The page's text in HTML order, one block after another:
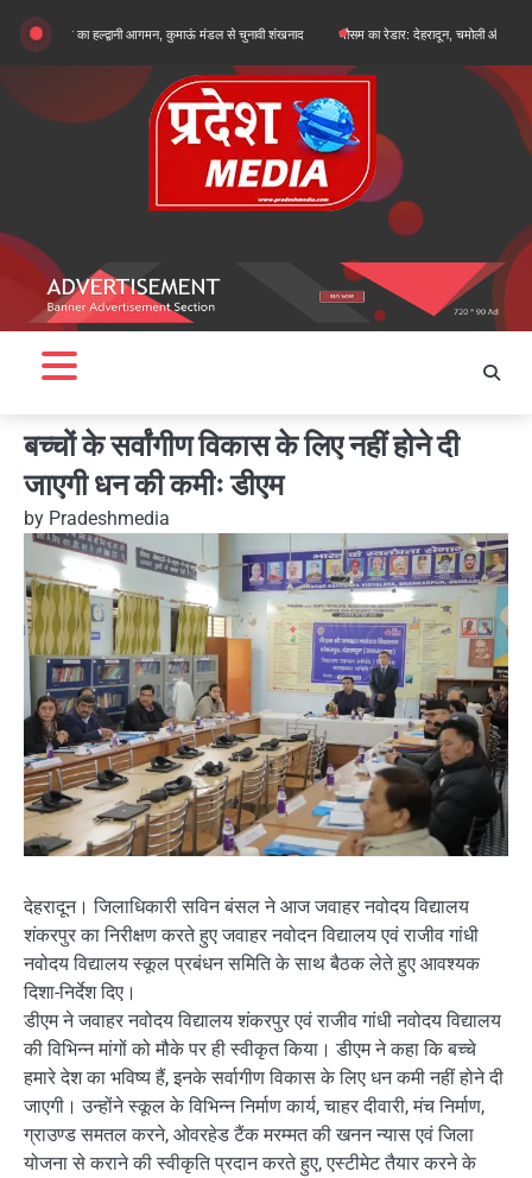
Skip
content
खरगे का हल्द्वानी आगमन, कुमाऊं मंडल से चुनावी शंखनाद मौसम का रेडार: देहरादून, चमोली और बागेश्वर में ऑरेंज
बच्चों के सर्वांगीण विकास के लिए नहीं होने दी
जाएगी धन की कमीः डीएम
by Pradeshmedia
देहरादून। जिलाधिकारी सविन बंसल ने आज जवाहर नवोदय विद्यालय
शंकरपुर का निरीक्षण करते हुए जवाहर नवोदन विद्यालय एवं राजीव गांधी
नवोदय विद्यालय स्कूल प्रबंधन समिति के साथ बैठक लेते हुए आवश्यक
दिशा-निर्देश दिए।
डीएम ने जवाहर नवोदय विद्यालय शंकरपुर एवं राजीव गांधी नवोदय विद्यालय
की विभिन्न मांगों को मौके पर ही स्वीकृत किया। डीएम ने कहा कि बच्चे
हमारे देश का भविष्य हैं, इनके सर्वागीण विकास के लिए धन कमी नहीं होने दी
जाएगी। उन्होंने स्कूल के विभिन्न निर्माण कार्य, चाहर दीवारी, मंच निर्माण,
ग्राउण्ड समतल करने, ओवरहेड टैंक मरम्मत की खनन न्यास एवं जिला
योजना से कराने की स्वीकृति प्रदान करते हुए, एस्टीमेट तैयार करने के